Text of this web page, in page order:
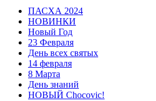
ПАСХА 2024
НОВИНКИ
Новый Год
23 Февраля
День всех святых
14 февраля
8 Марта
День знаний
НОВЫЙ Chocovic!